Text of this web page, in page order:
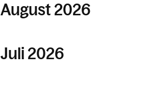
August 2026
Juli 2026